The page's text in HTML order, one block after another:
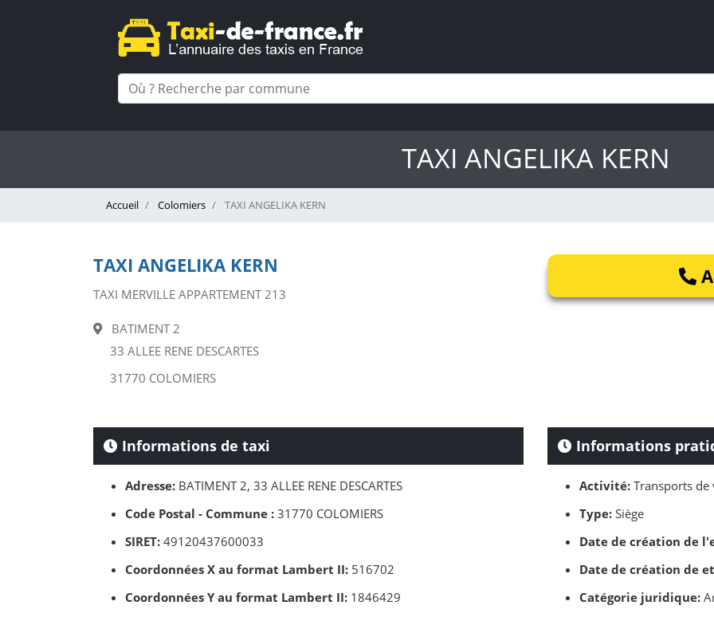
TAXI ANGELIKA KERN
Accueil Colomiers TAXI ANGELIKA KERN
TAXI ANGELIKA KERN
TAXI MERVILLE APPARTEMENT 213
BATIMENT 2
33 ALLEE RENE DESCARTES
31770 COLOMIERS
Informations de taxi
Adresse: BATIMENT 2, 33 ALLEE RENE DESCARTES
Code Postal - Commune : 31770 COLOMIERS
SIRET: 49120437600033
Coordonnées X au format Lambert II: 516702
Coordonnées Y au format Lambert II: 1846429
Informations
Activité: Transports de
Type: Siège
Date de création de
Date de création de
Catégorie juridique: